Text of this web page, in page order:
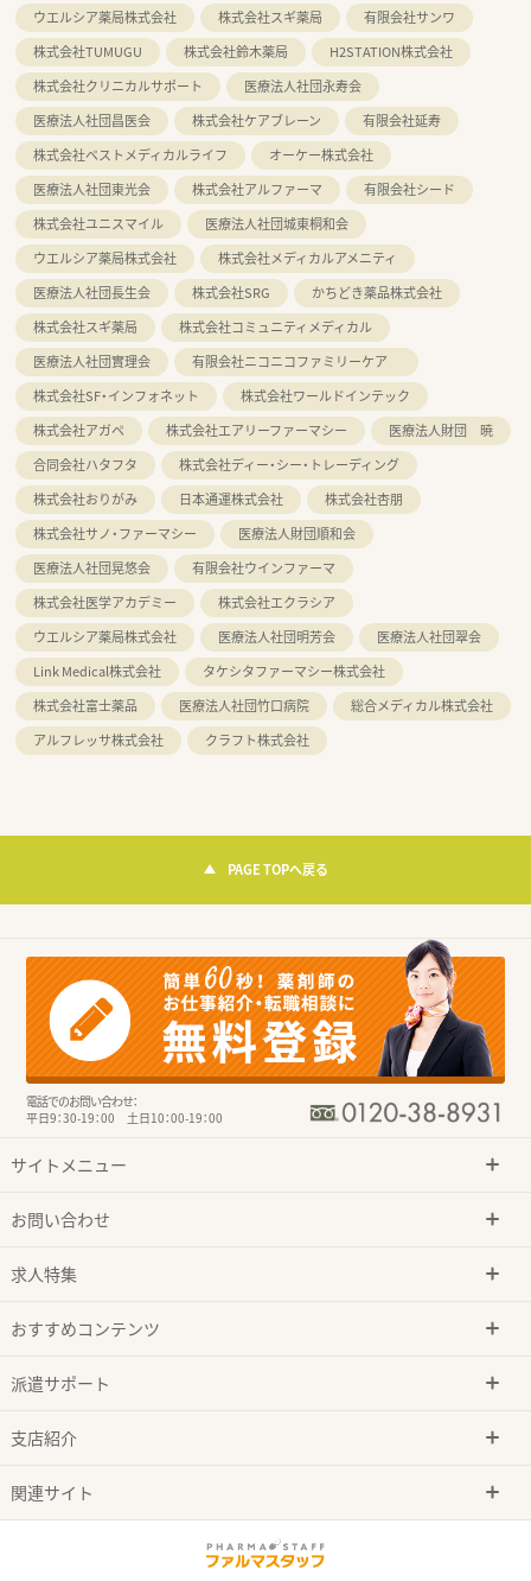
ウエルシア薬局株式会社
株式会社スギ薬局
有限会社サンワ
株式会社TUMUGU
株式会社鈴木薬局
H2STATION株式会社
株式会社クリニカルサポート
医療法人社団永寿会
医療法人社団昌医会
株式会社ケアブレーン
有限会社延寿
株式会社ベストメディカルライフ
オーケー株式会社
医療法人社団東光会
株式会社アルファーマ
有限会社シード
株式会社ユニスマイル
医療法人社団城東桐和会
ウエルシア薬局株式会社
株式会社メディカルアメニティ
医療法人社団長生会
株式会社SRG
かちどき薬品株式会社
株式会社スギ薬局
株式会社コミュニティメディカル
医療法人社団實理会
有限会社ニコニコファミリーケア
株式会社SF・インフォネット
株式会社ワールドインテック
株式会社アガペ
株式会社エアリーファーマシー
医療法人財団 暁
合同会社ハタフタ
株式会社ディー・シー・トレーディング
株式会社おりがみ
日本通運株式会社
株式会社杏朋
株式会社サノ・ファーマシー
医療法人財団順和会
医療法人社団晃悠会
有限会社ウインファーマ
株式会社医学アカデミー
株式会社エクラシア
ウエルシア薬局株式会社
医療法人社団明芳会
医療法人社団翠会
Link Medical株式会社
タケシタファーマシー株式会社
株式会社富士薬品
医療法人社団竹口病院
総合メディカル株式会社
アルフレッサ株式会社
クラフト株式会社
PAGE TOPへ戻る
電話でのお問い合わせ：
平日9：30-19：00 土日10：00-19：00
サイトメニュー
お問い合わせ
求人特集
おすすめコンテンツ
派遣サポート
支店紹介
関連サイト